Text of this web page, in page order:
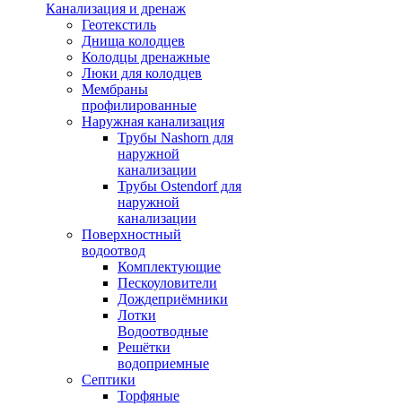
Канализация и дренаж
Геотекстиль
Днища колодцев
Колодцы дренажные
Люки для колодцев
Мембраны
профилированные
Наружная канализация
Трубы Nashorn для
наружной
канализации
Трубы Ostendorf для
наружной
канализации
Поверхностный
водоотвод
Комплектующие
Пескоуловители
Дождеприёмники
Лотки
Водоотводные
Решётки
водоприемные
Септики
Торфяные